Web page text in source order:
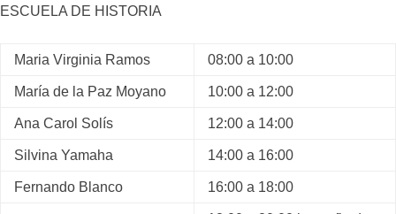
ESCUELA DE HISTORIA
Maria Virginia Ramos 08:00 a 10:00
María de la Paz Moyano 10:00 a 12:00
Ana Carol Solís 12:00 a 14:00
Silvina Yamaha 14:00 a 16:00
Fernando Blanco 16:00 a 18:00